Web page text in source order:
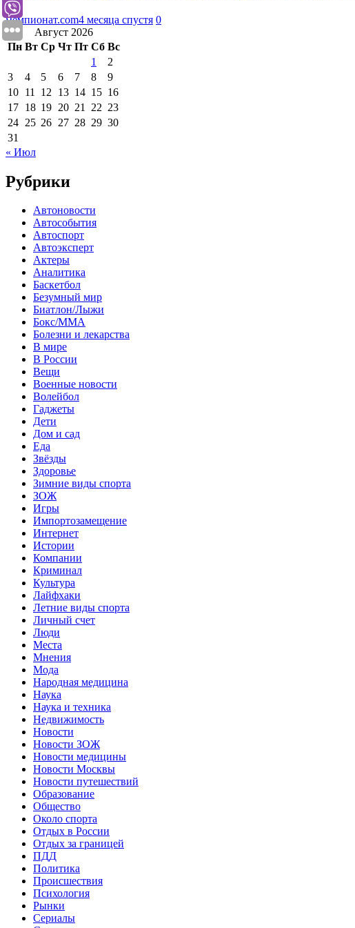
Чемпионат.com4 месяца спустя 0
Август 2026
Пн Вт Ср Чт Пт Сб Вс
1
2
3
4 5 6 7 8
9
10 11 12 13 14 15 16
17 18 19 20 21 22 23
24 25 26 27 28 29 30
31
« Июл
Рубрики
Автоновости
Автособытия
Автоспорт
Автоэксперт
Актеры
Аналитика
Баскетбол
Безумный мир
Биатлон/Лыжи
Бокс/MMA
Болезни и лекарства
В мире
В России
Вещи
Военные новости
Волейбол
Гаджеты
Дети
Дом и сад
Еда
Звёзды
Здоровье
Зимние виды спорта
ЗОЖ
Игры
Импортозамещение
Интернет
Истории
Компании
Криминал
Культура
Лайфхаки
Летние виды спорта
Личный счет
Люди
Места
Мнения
Мода
Народная медицина
Наука
Наука и техника
Недвижимость
Новости
Новости ЗОЖ
Новости медицины
Новости Москвы
Новости путешествий
Образование
Общество
Около спорта
Отдых в России
Отдых за границей
ПДД
Политика
Происшествия
Психология
Рынки
Сериалы